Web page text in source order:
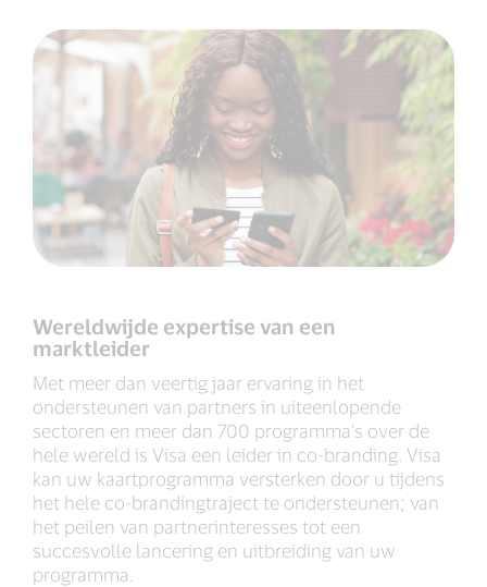
Wereldwijde expertise van een
marktleider
Met meer dan veertig jaar ervaring in het
ondersteunen van partners in uiteenlopende
sectoren en meer dan 700 programma's over de
hele wereld is Visa een leider in co-branding. Visa
kan uw kaartprogramma versterken door u tijdens
het hele co-brandingtraject te ondersteunen; van
het peilen van partnerinteresses tot een
succesvolle lancering en uitbreiding van uw
programma.